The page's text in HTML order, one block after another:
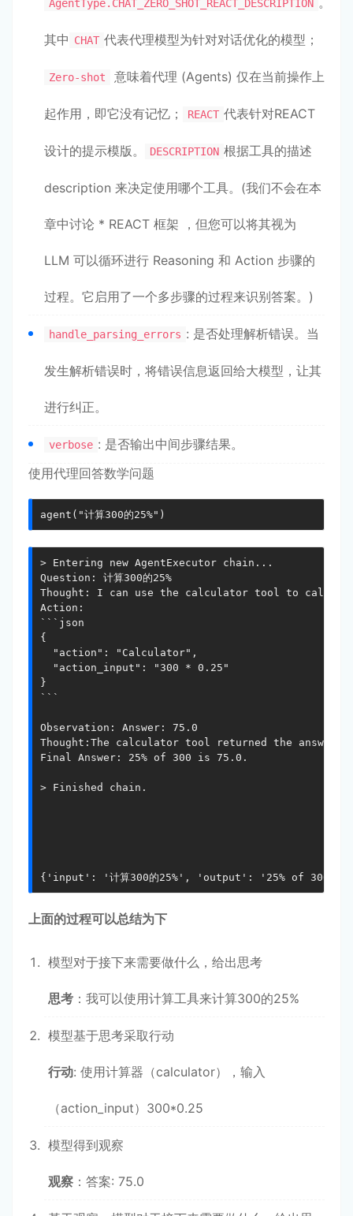
AgentType.CHAT_ZERO_SHOT_REACT_DESCRIPTION
其中 CHAT 代表代理模型为针对对话优化的模型；
Zero-shot 意味着代理 (Agents) 仅在当前操作上
起作用，即它没有记忆； REACT 代表针对REACT
设计的提示模版。 DESCRIPTION 根据工具的描述
description 来决定使用哪个工具。(我们不会在本
章中讨论 * REACT 框架 ，但您可以将其视为
LLM 可以循环进行 Reasoning 和 Action 步骤的
过程。它启用了一个多步骤的过程来识别答案。)
handle_parsing_errors : 是否处理解析错误。当
发生解析错误时，将错误信息返回给大模型，让其
进行纠正。
verbose : 是否输出中间步骤结果。
使用代理回答数学问题
agent("计算300的25%")
> Entering new AgentExecutor chain...
Question: 计算300的25%
Thought: I can use the calculator tool to
Action:
```json
{
  "action": "Calculator",
  "action_input": "300 * 0.25"
}
```
Observation: Answer: 75.0
Thought:The calculator tool returned the answer
Final Answer: 25% of 300 is 75.0.
> Finished chain.
{'input': '计算300的25%', 'output': '25% of 300
上面的过程可以总结为下
模型对于接下来需要做什么，给出思考
思考 ：我可以使用计算工具来计算300的25%
模型基于思考采取行动
行动: 使用计算器（calculator），输入
（action_input）300*0.25
模型得到观察
观察 ：答案: 75.0